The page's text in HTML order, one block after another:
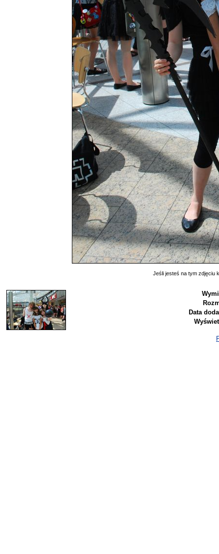
Jeśli jesteś na tym zdjęciu
Data